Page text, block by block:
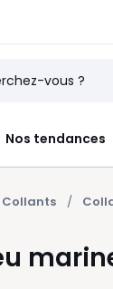
Nos tendances
Collants